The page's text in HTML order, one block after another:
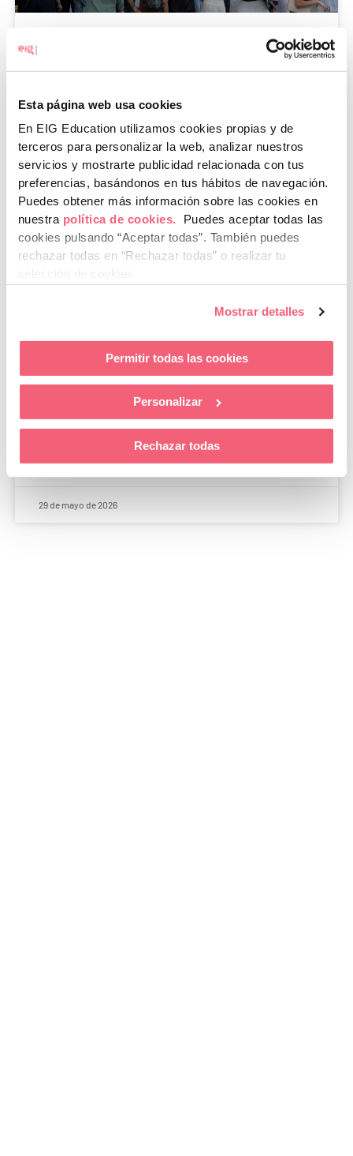
Esta página web usa cookies
En EIG Education utilizamos cookies propias y de
terceros para personalizar la web, analizar nuestros
servicios y mostrarte publicidad relacionada con tus
preferencias, basándonos en tus hábitos de navegación.
Puedes obtener más información sobre las cookies en
nuestra política de cookies.
Puedes aceptar todas las
cookies pulsando “Aceptar todas”. También puedes
rechazar todas en “Rechazar todas” o realizar tu
Mostrar detalles
Permitir todas las cookies
Personalizar
Rechazar todas
EIG Education celebra su fiesta de fin de
curso en los campus de Granada, Málaga y
LEER MÁS »
29 de mayo de 2026
300 participantes y más de 30 empresas |
Campus Granada
LEER MÁS »
29 de mayo de 2026